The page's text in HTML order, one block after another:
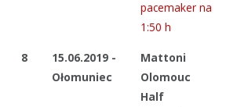
pacemaker na
1:50 h
8
15.06.2019 -
Ołomuniec
Mattoni
Olomouc
Half